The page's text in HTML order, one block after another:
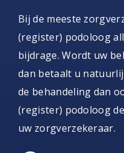
Bij de meeste
(register) podoloog
bijdrage. Wordt uw
dan betaalt u
de behandeling dan
(register) podoloog
uw zorgverzekeraar.